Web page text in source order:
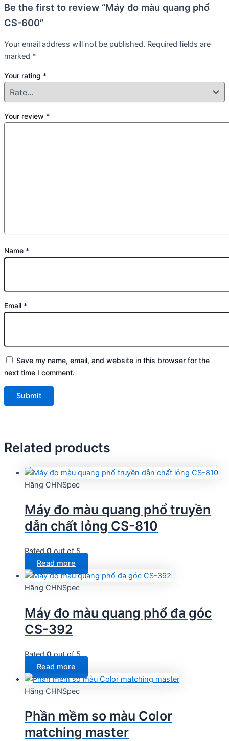
Be the first to review “Máy đo màu quang phổ
CS-600”
Your email address will not be published. Required fields are
marked *
Your rating *
Your review *
Name *
Email *
Save my name, email, and website in this browser for the
next time I comment.
Related products
Hãng CHNSpec
Máy đo màu quang phổ truyền
dẫn chất lỏng CS-810
Rated0out of 5
Read more
Hãng CHNSpec
Máy đo màu quang phổ đa góc
CS-392
Rated0out of 5
Read more
Hãng CHNSpec
Phần mềm so màu Color
matching master